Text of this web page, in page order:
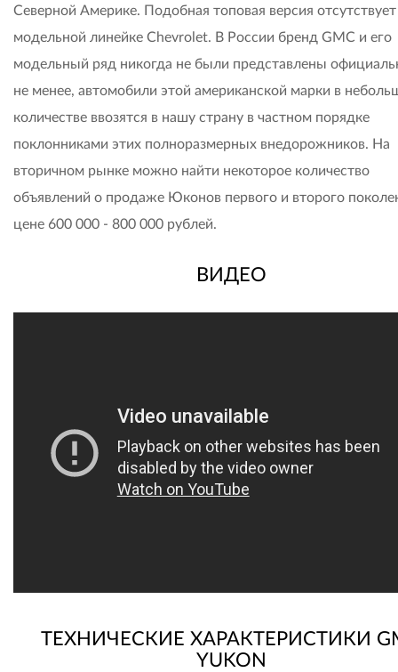
Северной Америке. Подобная топовая версия отсутствует
модельной линейке Chevrolet. В России бренд GMC и его
модельный ряд никогда не были представлены
не менее, автомобили этой американской марки в
количестве ввозятся в нашу страну в частном порядке
поклонниками этих полноразмерных внедорожников. На
вторичном рынке можно найти некоторое количество
объявлений о продаже Юконов первого и второго
цене 600 000 - 800 000 рублей.
ВИДЕО
ТЕХНИЧЕСКИЕ ХАРАКТЕРИСТИКИ
YUKON